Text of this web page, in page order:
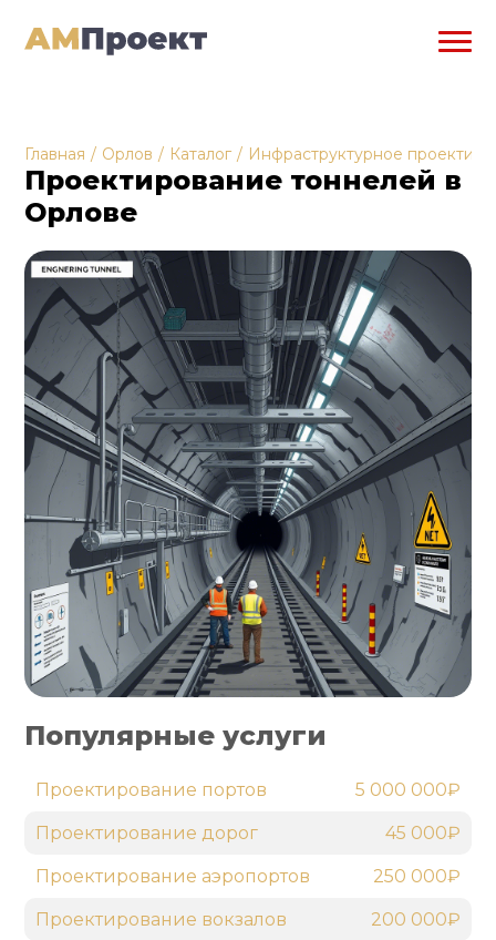
Главная / Орлов / Каталог / Инфраструктурное
Проектирование тоннелей в
Орлове
Популярные услуги
Проектирование портов 5 000 000₽
Проектирование дорог 45 000₽
Проектирование аэропортов 250 000₽
Проектирование вокзалов 200 000₽